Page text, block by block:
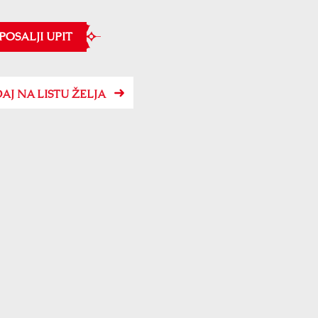
UPIT
NA LISTU ŽELJA